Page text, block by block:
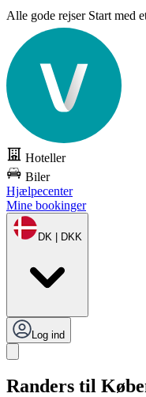
Alle gode rejser Start med
Hoteller
Biler
Hjælpecenter
Mine bookinger
DK | DKK
Log ind
Randers til